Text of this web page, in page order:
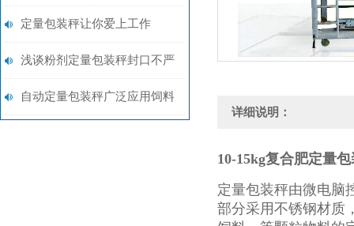
秤25-50千克打包秤
定量包装秤让你爱上工作
浅谈粉剂定量包装秤封口不严
问题
自动定量包装秤广泛应用饲料
详细说明：
10-15kg复合肥定量
定量包装秤由微电脑
部分采用不锈钢材质